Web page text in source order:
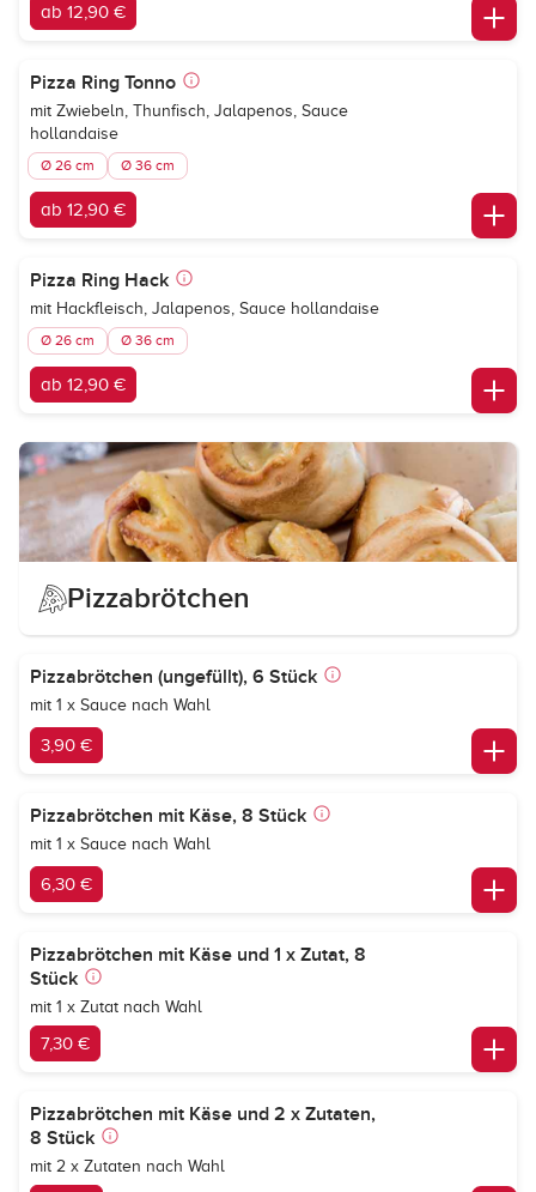
ab 12,90 €
Pizza Ring Tonno
mit Zwiebeln, Thunfisch, Jalapenos, Sauce
hollandaise
Ø 26 cm Ø 36 cm
ab 12,90 €
Pizza Ring Hack
mit Hackfleisch, Jalapenos, Sauce hollandaise
Ø 26 cm Ø 36 cm
ab 12,90 €
Pizzabrötchen
Pizzabrötchen (ungefüllt), 6 Stück
mit 1 x Sauce nach Wahl
3,90 €
Pizzabrötchen mit Käse, 8 Stück
mit 1 x Sauce nach Wahl
6,30 €
Pizzabrötchen mit Käse und 1 x Zutat, 8
Stück
mit 1 x Zutat nach Wahl
7,30 €
Pizzabrötchen mit Käse und 2 x Zutaten,
8 Stück
mit 2 x Zutaten nach Wahl